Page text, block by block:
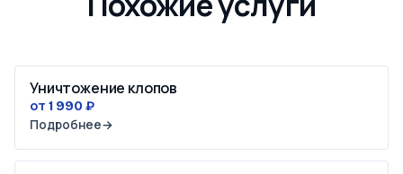
Уничтожение клопов
от 1 990 ₽
Подробнее→